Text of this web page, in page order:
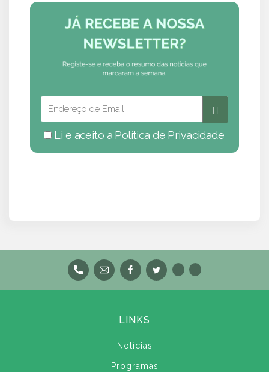
Li e aceito a Política de Privacidade
LINKS
Notícias
Programas